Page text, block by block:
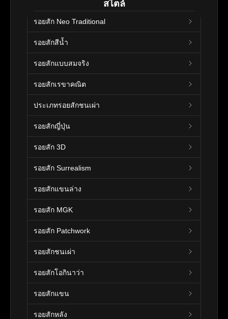
สไตล์
รอยสัก Neo Traditional
รอยสักสีน้ำ
รอยสักแบบสมจริง
รอยสักเรขาคณิต
ประเภทรอยสักชนเผ่า
รอยสักญี่ปุ่น
รอยสัก 3D
รอยสัก Surrealism
รอยสักแขนล่าง
รอยสัก MGK
รอยสัก Patchwork
รอยสักชนเผ่า
รอยสักโอกินาว่า
รอยสักแขน
รอยสักหลัง